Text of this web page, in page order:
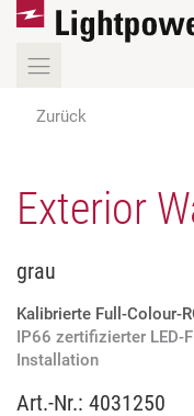
Zurück
Exterior
grau
Kalibrierte Full-Colour-
IP66 zertifizierter LED-
Installation
Art.-Nr.: 4031250